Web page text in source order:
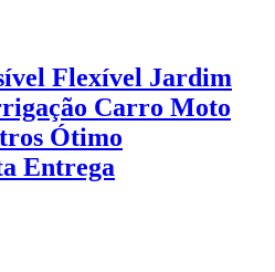
Flexível Jardim
Carro Moto
Ótimo
Entrega